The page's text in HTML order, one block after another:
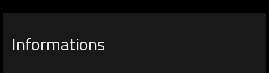
Informations